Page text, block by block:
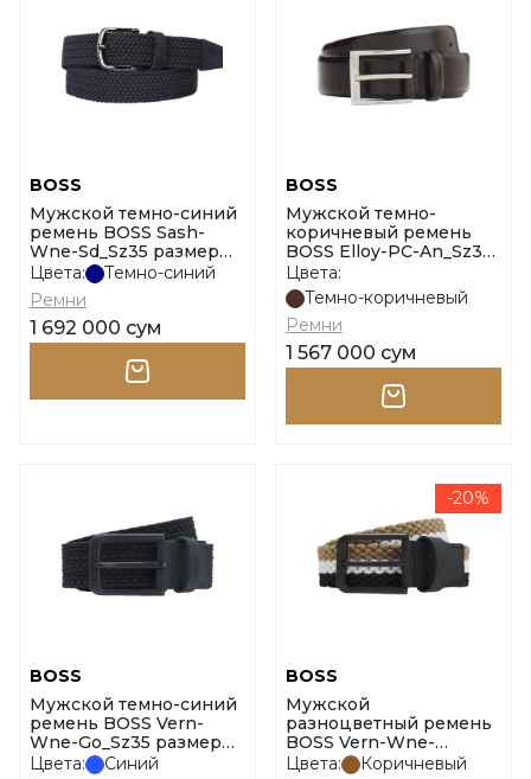
BOSS
Мужской темно-синий
ремень BOSS Sash-
Wne-Sd_Sz35 размер
110
Цвета:
Темно-синий
Ремни
1 692 000 сум
BOSS
Мужской темно-
коричневый ремень
BOSS Elloy-PC-An_Sz35
размер 110
Цвета:
Темно-коричневый
Ремни
1 567 000 сум
BOSS
Мужской темно-синий
ремень BOSS Vern-
Wne-Go_Sz35 размер
100
Цвета:
Синий
-20%
BOSS
Мужской
разноцветный ремень
BOSS Vern-Wne-
Go_Sz35 размер 100
Цвета:
Коричневый